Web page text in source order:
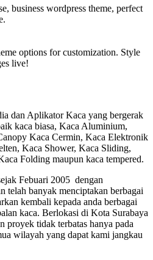
business wordpress theme, perfect
options for customization. Style
live!
dan Aplikator Kaca yang bergerak
kaca biasa, Kaca Aluminium,
Kaca Cermin, Kaca Elektronik
Kaca Shower, Kaca Sliding,
Folding maupun kaca tempered.
Febuari 2005 dengan
telah banyak menciptakan berbagai
kembali kepada anda berbagai
kaca. Berlokasi di Kota Surabaya
proyek tidak terbatas hanya pada
wilayah yang dapat kami jangkau